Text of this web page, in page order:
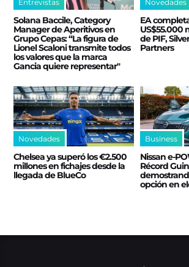
Entrevistas
Solana Baccile, Category
Manager de Aperitivos en
Grupo Cepas: “La figura de
Lionel Scaloni transmite todos
los valores que la marca
Gancia quiere representar"
Novedades
EA
US$55.000
de PIF,
Partners
Novedades
Chelsea ya superó los €2.500
millones en fichajes desde la
llegada de BlueCo
Business
Nissan
Récord
opción en